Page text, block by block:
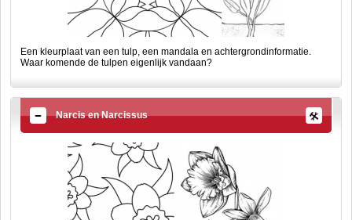
Een kleurplaat van een tulp, een mandala en achtergrondinformatie.
Waar komende de tulpen eigenlijk vandaan?
Narcis en Narcissus